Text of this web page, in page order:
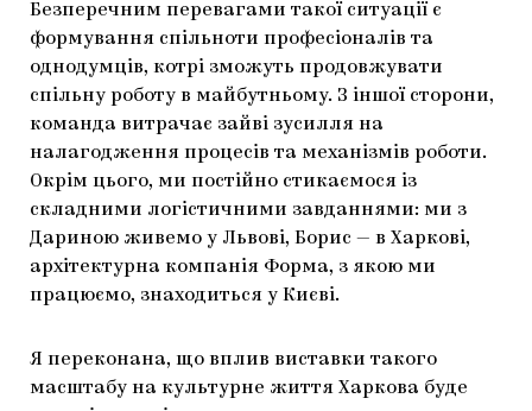
Безперечним перевагами такої ситуації є
формування спільноти професіоналів та
однодумців, котрі зможуть продовжувати
спільну роботу в майбутньому. З іншої сторони,
команда витрачає зайві зусилля на
налагодження процесів та механізмів роботи.
Окрім цього, ми постійно стикаємося із
складними логістичними завданнями: ми з
Дариною живемо у Львові, Борис — в Харкові,
архітектурна компанія Форма, з якою ми
працюємо, знаходиться у Києві.
Я переконана, що вплив виставки такого
масштабу на культурне життя Харкова буде